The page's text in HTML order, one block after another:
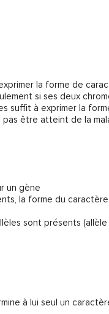
la forme de
si ses deux
suffit à exprimer la
être atteint de la
un gène
la forme du
sont présents
à lui seul un